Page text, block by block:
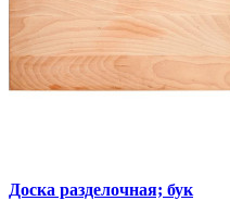
Доска разделочная; бук